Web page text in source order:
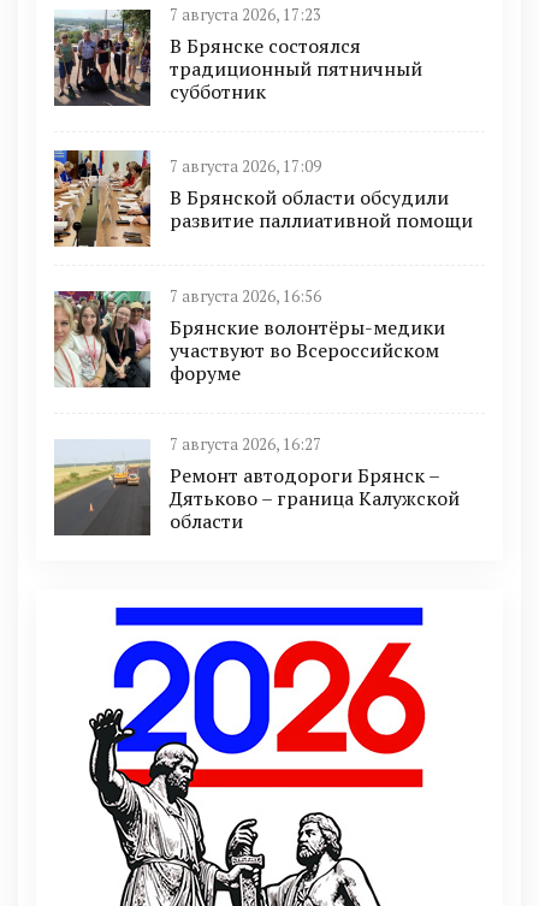
7 августа 2026, 17:23
В Брянске состоялся
традиционный пятничный
субботник
7 августа 2026, 17:09
В Брянской области обсудили
развитие паллиативной помощи
7 августа 2026, 16:56
Брянские волонтёры-медики
участвуют во Всероссийском
форуме
7 августа 2026, 16:27
Ремонт автодороги Брянск –
Дятьково – граница Калужской
области